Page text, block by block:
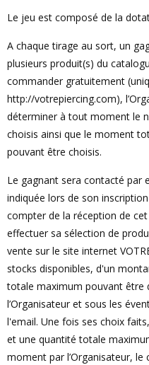
Le jeu est composé de la
A chaque tirage au sort, un
plusieurs produit(s) du
commander gratuitement
http://votrepiercing.com),
déterminer à tout moment le
choisis ainsi que le moment
pouvant être choisis.
Le gagnant sera contacté par
indiquée lors de son
compter de la réception de
effectuer sa sélection de
vente sur le site internet
stocks disponibles, d'un
totale maximum pouvant
l’Organisateur et sous les
l'email. Une fois ses choix
et une quantité totale
moment par l’Organisateur,